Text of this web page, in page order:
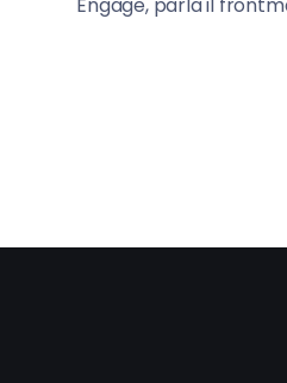
Engage, parla il